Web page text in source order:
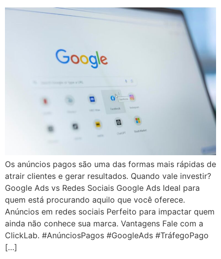
Os anúncios pagos são uma das formas mais rápidas de
atrair clientes e gerar resultados. Quando vale investir?
Google Ads vs Redes Sociais Google Ads Ideal para
quem está procurando aquilo que você oferece.
Anúncios em redes sociais Perfeito para impactar quem
ainda não conhece sua marca. Vantagens Fale com a
ClickLab. #AnúnciosPagos #GoogleAds #TráfegoPago
[…]